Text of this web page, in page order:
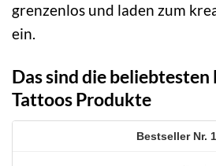
grenzenlos und laden zum
ein.
Das sind die beliebtesten
Tattoos Produkte
1